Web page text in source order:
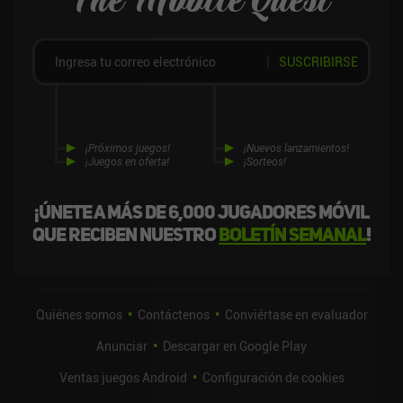
¡Únete a más de 6,000 jugadores móvil
que reciben nuestroboletín semanal!
¡Próximos juegos!
¡Juegos en oferta!
¡Nuevos lanzamientos!
¡Sorteos!
SUSCRIBIRSE
Quiénes somos Contáctenos
Conviértase en evaluador
Anunciar
Descargar en Google Play
Ventas juegos Android
Configuración de cookies